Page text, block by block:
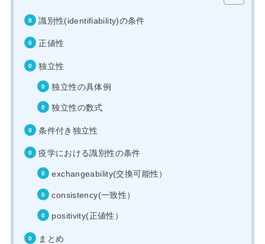
識別性(identifiability)の条件
正値性
独立性
独立性の具体例
独立性の数式
条件付き独立性
疫学における識別性の条件
exchangeability(交換可能性）
consistency(一致性）
positivity(正値性）
まとめ